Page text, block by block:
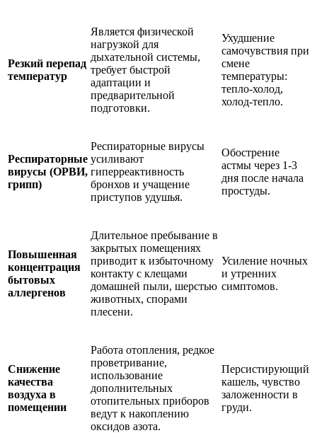
Резкий перепад
температур
Является физической
нагрузкой для
дыхательной системы,
требует быстрой
адаптации и
предварительной
подготовки.
Ухудшение
самочувствия при
смене
температуры:
тепло-холод,
холод-тепло.
Респираторные
вирусы (ОРВИ,
грипп)
Респираторные вирусы
усиливают
гиперреактивность
бронхов и учащение
приступов удушья.
Обострение
астмы через 1-3
дня после начала
простуды.
Повышенная
концентрация
бытовых
аллергенов
Длительное пребывание в
закрытых помещениях
приводит к избыточному
контакту с клещами
домашней пыли, шерстью
животных, спорами
плесени.
Усиление ночных
и утренних
симптомов.
Снижение
качества
воздуха в
помещении
Работа отопления, редкое
проветривание,
использование
дополнительных
отопительных приборов
ведут к накоплению
оксидов азота.
Персистирующий
кашель, чувство
заложенности в
груди.